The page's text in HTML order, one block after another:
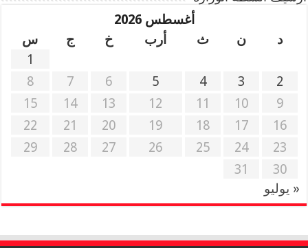
أغسطس 2026
د
ن ث أرب خ ج
س
1
2
3
4
5
6
7
8
9
10
11
12
13
14
15
16
17
18
19
20
21
22
23
24
25
26
27
28
29
30
31
« يوليو